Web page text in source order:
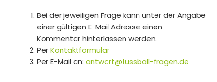
Bei der jeweiligen Frage kann unter der Angabe
einer gültigen E-Mail Adresse einen
Kommentar hinterlassen werden.
PerKontaktformular
Per E-Mail an: antwort@fussball-fragen.de